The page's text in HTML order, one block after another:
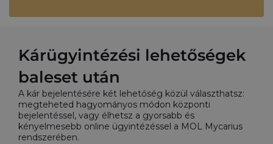
Kárügyintézési lehetőségek
baleset után
A kár bejelentésére két lehetőség közül választhatsz:
megteheted hagyományos módon központi
bejelentéssel, vagy élhetsz a gyorsabb és
kényelmesebb online ügyintézéssel a MOL Mycarius
rendszerében.